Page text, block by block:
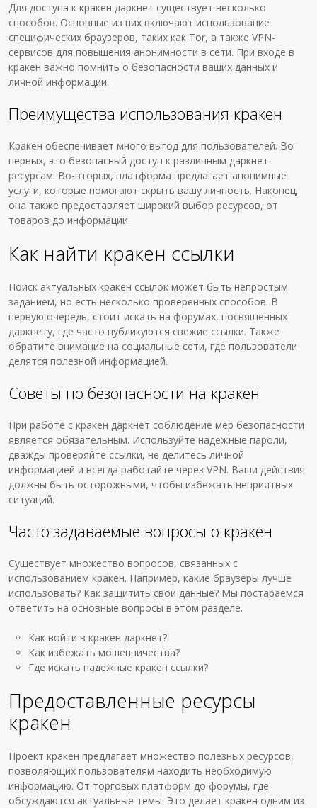
Для доступа к кракен даркнет существует несколько
способов. Основные из них включают использование
специфических браузеров, таких как Tor, а также VPN-
сервисов для повышения анонимности в сети. При входе в
кракен важно помнить о безопасности ваших данных и
личной информации.
Преимущества использования кракен
Кракен обеспечивает много выгод для пользователей. Во-
первых, это безопасный доступ к различным даркнет-
ресурсам. Во-вторых, платформа предлагает анонимные
услуги, которые помогают скрыть вашу личность. Наконец,
она также предоставляет широкий выбор ресурсов, от
товаров до информации.
Как найти кракен ссылки
Поиск актуальных кракен ссылок может быть непростым
заданием, но есть несколько проверенных способов. В
первую очередь, стоит искать на форумах, посвященных
даркнету, где часто публикуются свежие ссылки. Также
обратите внимание на социальные сети, где пользователи
делятся полезной информацией.
Советы по безопасности на кракен
При работе с кракен даркнет соблюдение мер безопасности
является обязательным. Используйте надежные пароли,
дважды проверяйте ссылки, не делитесь личной
информацией и всегда работайте через VPN. Ваши действия
должны быть осторожными, чтобы избежать неприятных
ситуаций.
Часто задаваемые вопросы о кракен
Существует множество вопросов, связанных с
использованием кракен. Например, какие браузеры лучше
использовать? Как защитить свои данные? Мы постараемся
ответить на основные вопросы в этом разделе.
Как войти в кракен даркнет?
Как избежать мошенничества?
Где искать надежные кракен ссылки?
Предоставленные ресурсы
кракен
Проект кракен предлагает множество полезных ресурсов,
позволяющих пользователям находить необходимую
информацию. От торговых платформ до форумы, где
обсуждаются актуальные темы. Это делает кракен одним из